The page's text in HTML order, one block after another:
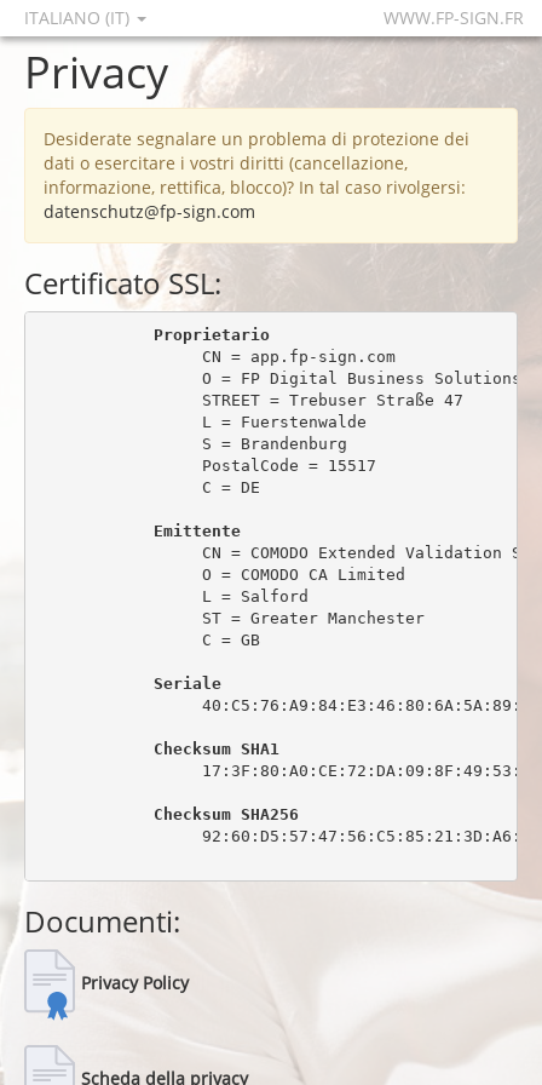
ITALIANO (IT) WWW.FP-SIGN.FR
Privacy
Desiderate segnalare un problema di protezione dei
dati o esercitare i vostri diritti (cancellazione,
informazione, rettifica, blocco)? In tal caso rivolgersi:
datenschutz@fp-sign.com
Certificato SSL:
Proprietario
                 CN = app.fp-sign.com
O = FP Digital Business Solutions
                 STREET = Trebuser Straße 47
                 L = Fuerstenwalde
                 S = Brandenburg
                 PostalCode = 15517
                 C = DE
Emittente
CN = COMODO Extended Validation
                 O = COMODO CA Limited
                 L = Salford
                 ST = Greater Manchester
                 C = GB
Seriale
Checksum SHA1
Checksum SHA256
Documenti:
Privacy Policy
Scheda della privacy